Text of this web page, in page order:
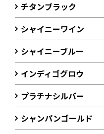
チタンブラック
シャイニーワイン
シャイニーブルー
インディゴグロウ
プラチナシルバー
シャンパンゴールド